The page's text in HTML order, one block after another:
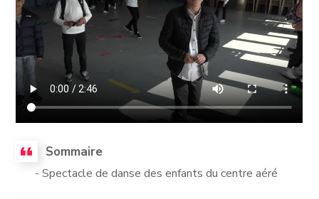
Sommaire
- Spectacle de danse des enfants du centre aéré